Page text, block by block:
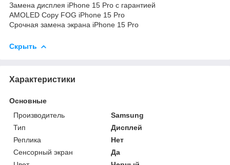
Замена дисплея iPhone 15 Pro с гарантией
AMOLED Copy FOG iPhone 15 Pro
Срочная замена экрана iPhone 15 Pro
Скрыть
Характеристики
Основные
Производитель
Samsung
Тип
Дисплей
Реплика
Нет
Сенсорный экран
Да